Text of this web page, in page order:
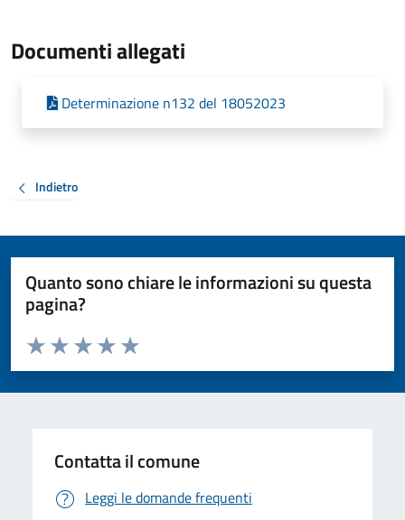
Documenti allegati
Determinazione n132 del 18052023
Indietro
Quanto sono chiare le informazioni su questa
pagina?
Valuta da 1 a 5 stelle la pagina
Valuta 5 stelle su 5
Valuta 4 stelle su 5
Valuta 3 stelle su 5
Valuta 2 stelle su 5
Valuta 1 stelle su 5
Contatta il comune
Leggi le domande frequenti